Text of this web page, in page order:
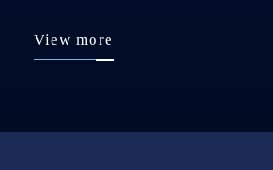
View more